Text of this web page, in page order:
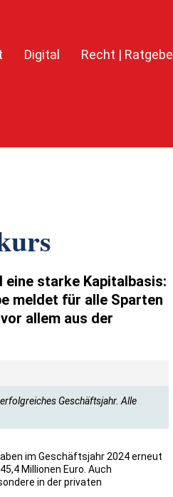
Digital Recht |
eine starke Kapitalbasis:
meldet für alle Sparten
allem aus der
Geschäftsjahr. Alle
im Geschäftsjahr 2024 erneut
Millionen Euro. Auch
in der privaten